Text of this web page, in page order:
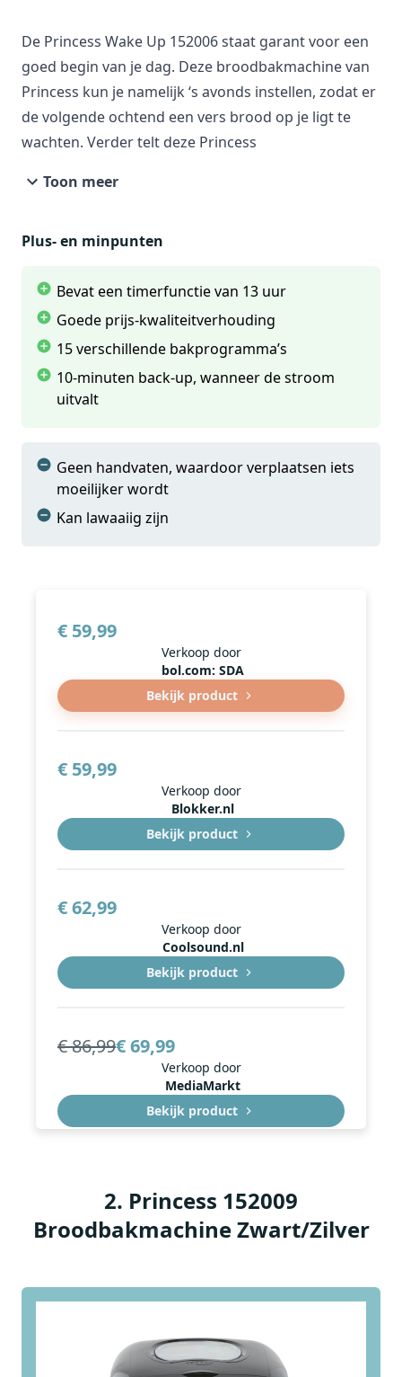
De Princess Wake Up 152006 staat garant voor een
goed begin van je dag. Deze broodbakmachine van
Princess kun je namelijk ‘s avonds instellen, zodat er
de volgende ochtend een vers brood op je ligt te
wachten. Verder telt deze Princess
een brood van gemiddeld 900 gram bakken. Als je
kopen, is deze van Princess zeer geschikt.
Toon meer
Plus- en minpunten
Bevat een timerfunctie van 13 uur
Goede prijs-kwaliteitverhouding
15 verschillende bakprogramma’s
10-minuten back-up, wanneer de stroom
uitvalt
Geen handvaten, waardoor verplaatsen iets
moeilijker wordt
Kan lawaaiig zijn
€ 59,99
Verkoop door
bol.com: SDA
Bekijk product
€ 59,99
Verkoop door
Blokker.nl
Bekijk product
€ 62,99
Verkoop door
Coolsound.nl
Bekijk product
€ 86,99€ 69,99
Verkoop door
MediaMarkt
Bekijk product
Verkoop door
Wehkamp
Verkoop door
Expert.nl
2. Princess 152009
Broodbakmachine Zwart/Zilver